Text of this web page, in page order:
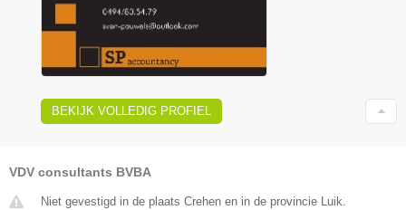
BEKIJK VOLLEDIG PROFIEL
VDV consultants BVBA
Niet gevestigd in de plaats Crehen en in de provincie Luik.